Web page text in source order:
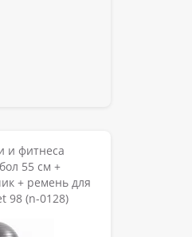
и фитнеса
55 см +
+ ремень для
98 (n-0128)